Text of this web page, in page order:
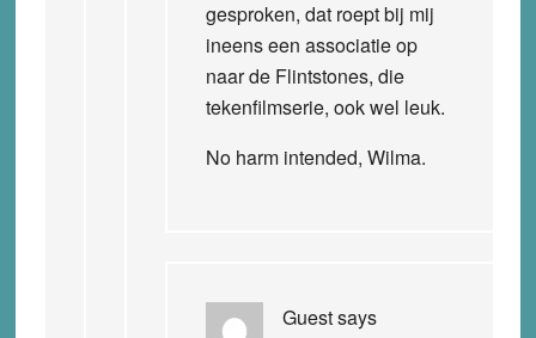
gesproken, dat roept bij mij
ineens een associatie op
naar de Flintstones, die
tekenfilmserie, ook wel leuk.
No harm intended, Wilma.
Guestsays